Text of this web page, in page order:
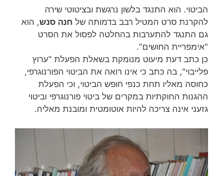
הביטוי. הוא התנגד בלשון נרגשת ובציטוטי שירה
להקרנת סרט המטיל רבב בדמותה של חנה סנש, הוא
גם התנגד להתערבות בהחלטה לפסול את הסרט
"אימפריית החושים".
כן כתב דעת מיעוט מנומקת בשאלת הפעלת "ערוץ
פלייבוי", בה כתב כי אינו רואה את הביטוי הפורנוגרפי,
כחוסה מאליו תחת כנפי חופש הביטוי, וכי הפעלת
ההגנות החוקתיות במקרים של ביטוי פורנוגרפי וביטוי
גזעני אינה צריכה להיות אוטומטית ומובנת מאליה.